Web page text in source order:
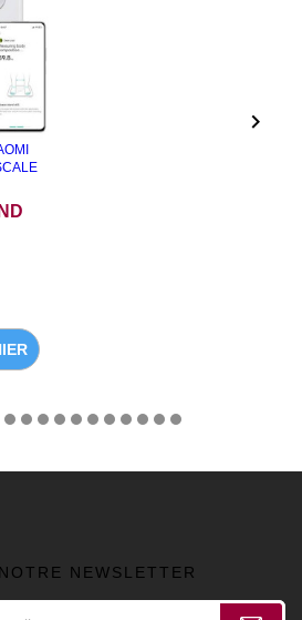

NEWSLETTER